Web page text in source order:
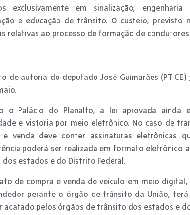
exclusivamente em sinalização,
e educação de trânsito. O custeio, previsto
relativas ao processo de formação de
de autoria do deputado José Guimarães (PT-CE)
o Palácio do Planalto, a lei aprovada ainda
e vistoria por meio eletrônico. No caso de
e venda deve conter assinaturas eletrônicas
poderá ser realizada em formato eletrônico
estados e do Distrito Federal.
de compra e venda de veículo em meio
perante o órgão de trânsito da União,
acatado pelos órgãos de trânsito dos estados e